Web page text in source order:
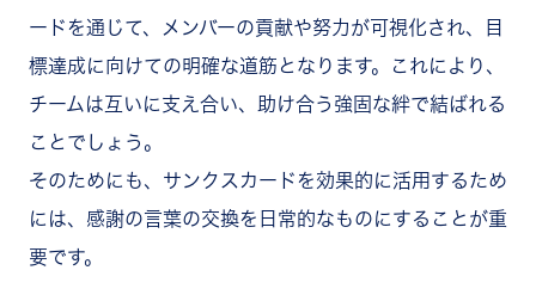
ードを通じて、メンバーの貢献や努力が可視化され、目
標達成に向けての明確な道筋となります。これにより、
チームは互いに支え合い、助け合う強固な絆で結ばれる
ことでしょう。
そのためにも、サンクスカードを効果的に活用するため
には、感謝の言葉の交換を日常的なものにすることが重
要です。